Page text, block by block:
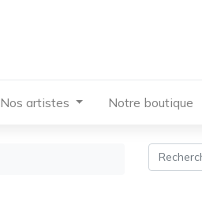
Nos artistes Notre boutique